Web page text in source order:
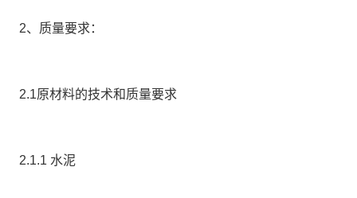
2、质量要求：
2.1原材料的技术和质量要求
2.1.1 水泥